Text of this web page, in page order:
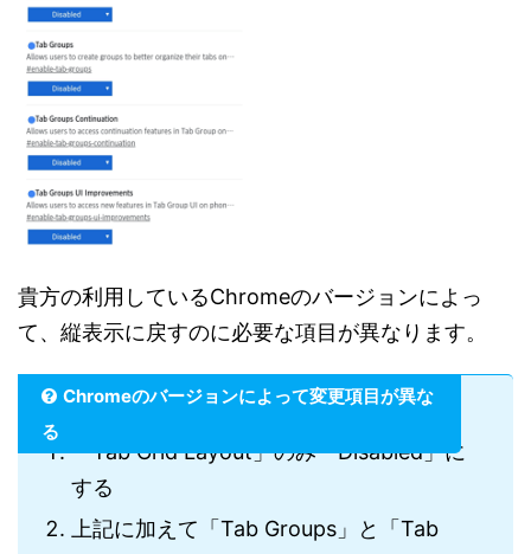
貴方の利用しているChromeのバージョンによっ
て、縦表示に戻すのに必要な項目が異なります。
Chromeのバージョンによって変更項目が異な
る
「Tab Grid Layout」のみ「Disabled」に
する
上記に加えて「Tab Groups」と「Tab